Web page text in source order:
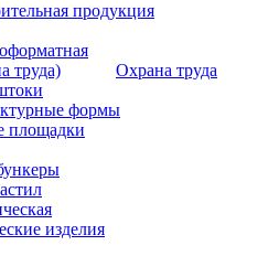
продукция
труда)
Охрана труда
формы
площадки
изделия